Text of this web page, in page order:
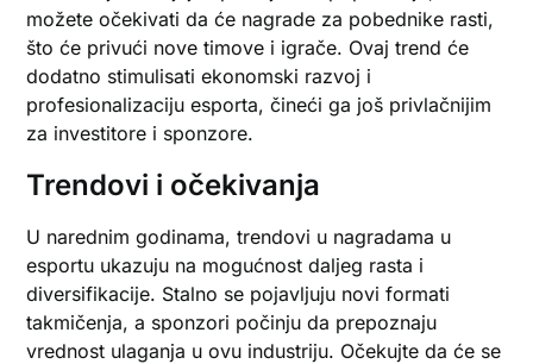
možete očekivati da će nagrade za pobednike rasti,
što će privući nove timove i igrače. Ovaj trend će
dodatno stimulisati ekonomski razvoj i
profesionalizaciju esporta, čineći ga još privlačnijim
za investitore i sponzore.
Trendovi i očekivanja
U narednim godinama, trendovi u nagradama u
esportu ukazuju na mogućnost daljeg rasta i
diversifikacije. Stalno se pojavljuju novi formati
takmičenja, a sponzori počinju da prepoznaju
vrednost ulaganja u ovu industriju. Očekujte da će se